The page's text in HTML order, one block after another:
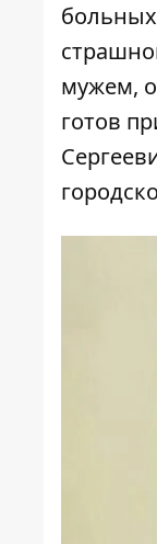
мужем,
готов